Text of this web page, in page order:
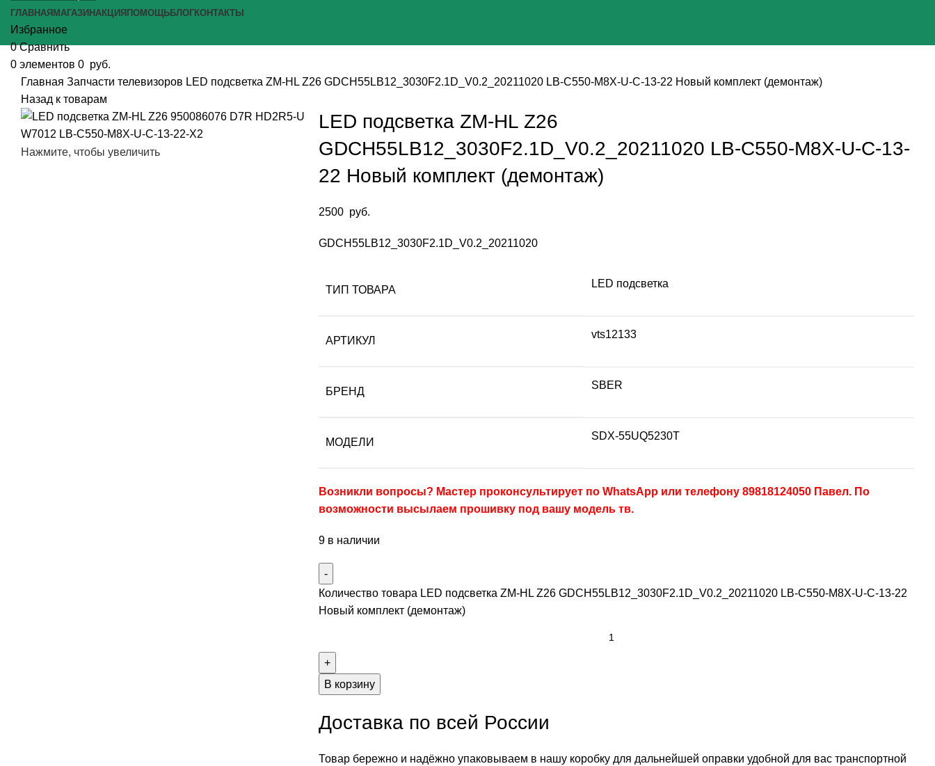
ГЛАВНАЯМАГАЗИНАКЦИЯПОМОЩЬБЛОГКОНТАКТЫ
Избранное
0 Сравнить
0 элементов 0 руб.
Главная Запчасти телевизоров LED подсветка ZM-HL Z26 GDCH55LB12_3030F2.1D_V0.2_20211020 LB-C550-M8X-U-C-13-22 Новый комплект (демонтаж)
Назад к товарам
Нажмите, чтобы увеличить
LED подсветка ZM-HL Z26
GDCH55LB12_3030F2.1D_V0.2_20211020 LB-C550-M8X-U-C-13-
22 Новый комплект (демонтаж)
2500 руб.
GDCH55LB12_3030F2.1D_V0.2_20211020
ТИП ТОВАРА
LED подсветка
АРТИКУЛ
vts12133
БРЕНД
SBER
МОДЕЛИ
SDX-55UQ5230T
Возникли вопросы? Мастер проконсультирует по WhatsApp или телефону 89818124050 Павел. По
возможности высылаем прошивку под вашу модель тв.
9 в наличии
Количество товара LED подсветка ZM-HL Z26 GDCH55LB12_3030F2.1D_V0.2_20211020 LB-C550-M8X-U-C-13-22
Новый комплект (демонтаж)
В корзину
Доставка по всей России
Товар бережно и надёжно упаковываем в нашу коробку для дальнейшей оправки удобной для вас транспортной